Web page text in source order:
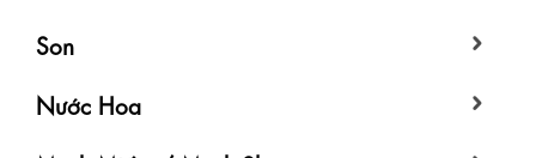
Son
Nước Hoa